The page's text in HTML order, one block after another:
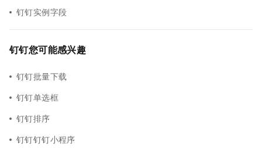
钉钉实例字段
钉钉您可能感兴趣
钉钉批量下载
钉钉单选框
钉钉排序
钉钉钉钉小程序